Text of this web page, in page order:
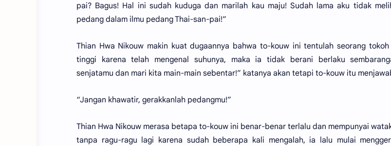
pai? Bagus! Hal ini sudah kuduga dan marilah kau maju! Sudah lama aku tidak
pedang dalam ilmu pedang Thai-san-pai!”
Thian Hwa Nikouw makin kuat dugaannya bahwa to-kouw ini tentulah seorang
tinggi karena telah mengenal suhunya, maka ia tidak berani berlaku
senjatamu dan mari kita main-main sebentar!” katanya akan tetapi to-kouw itu
“Jangan khawatir, gerakkanlah pedangmu!”
Thian Hwa Nikouw merasa betapa to-kouw ini benar-benar terlalu dan mempunyai
tanpa ragu-ragu lagi karena sudah beberapa kali mengalah, ia lalu mulai